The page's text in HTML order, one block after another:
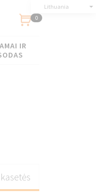
Lithuania
0
IR